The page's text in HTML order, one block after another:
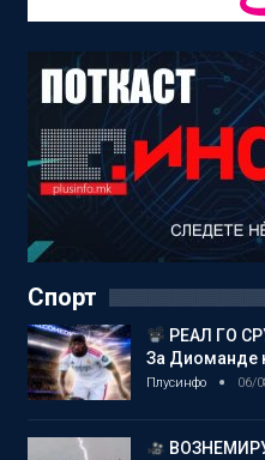
Спорт
РЕАЛ ГО
За Диоманде
Плусинфо 06/